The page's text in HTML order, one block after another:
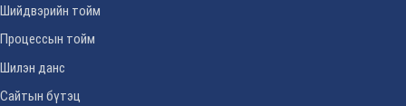
Шийдвэрийн тойм
Процессын тойм
Шилэн данс
Сайтын бүтэц